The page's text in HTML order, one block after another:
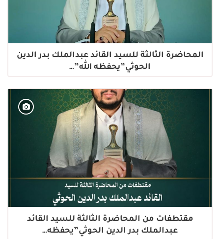
المحاضرة الثالثة للسيد القائد عبدالملك بدر الدين
الحوثي”يحفظه الله”…
مقتطفات من المحاضرة الثالثة للسيد القائد
عبدالملك بدر الدين الحوثي”يحفظه…